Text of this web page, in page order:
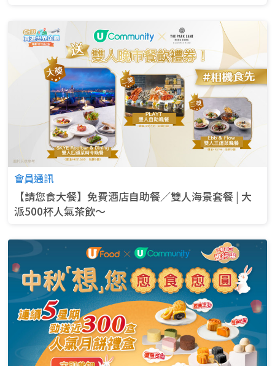
會員通訊
【請您食大餐】免費酒店自助餐／雙人海景套餐 | 大
派500杯人氣茶飲～